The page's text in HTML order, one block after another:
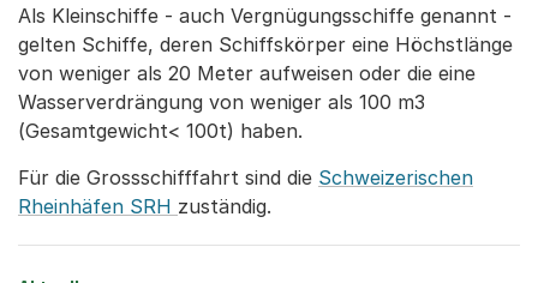
Als Kleinschiffe - auch Vergnügungsschiffe genannt -
gelten Schiffe, deren Schiffskörper eine Höchstlänge
von weniger als 20 Meter aufweisen oder die eine
Wasserverdrängung von weniger als 100 m3
(Gesamtgewicht< 100t) haben.
Für die Grossschifffahrt sind die Schweizerischen
Rheinhäfen SRH zuständig.